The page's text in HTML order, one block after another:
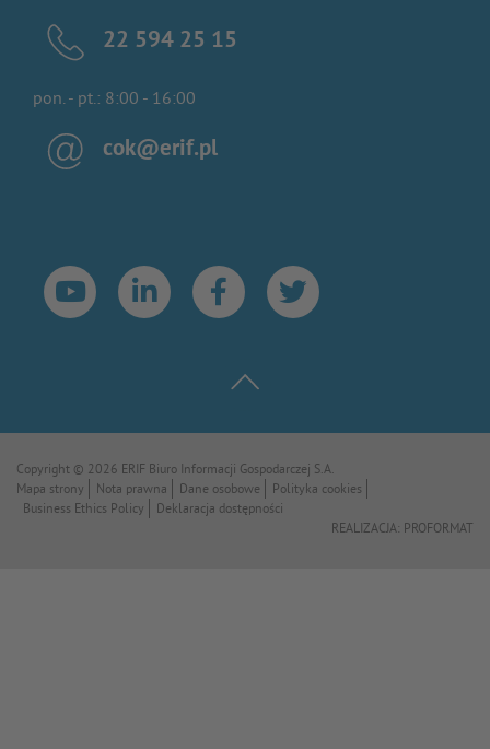
22 594 25 15
pon. - pt.: 8:00 - 16:00
cok@erif.pl
Copyright © 2026 ERIF Biuro Informacji Gospodarczej S.A.
Mapa strony
Nota prawna Dane osobowe
Polityka cookies
Business Ethics Policy
Deklaracja dostępności
REALIZACJA: PROFORMAT